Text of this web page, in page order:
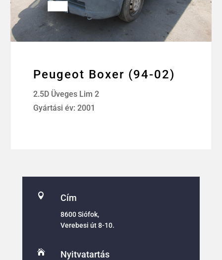
Peugeot Boxer (94-02)
2.5D Üveges Lim 2
Gyártási év: 2001
 Cím
8600 Siófok,
Verebesi út 8-10.
 Nyitvatartás